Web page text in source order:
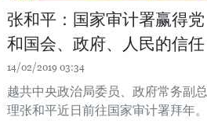
张和平：国家审计署赢得党
和国会、政府、人民的信任
14/02/2019 03:34
越共中央政治局委员、政府常务副总
理张和平近日前往国家审计署拜年。